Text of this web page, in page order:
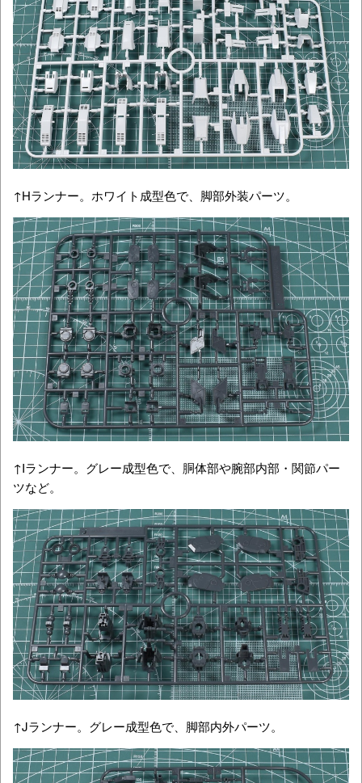
↑Hランナー。ホワイト成型色で、脚部外装パーツ。
↑Iランナー。グレー成型色で、胴体部や腕部内部・関節パー
ツなど。
↑Jランナー。グレー成型色で、脚部内外パーツ。